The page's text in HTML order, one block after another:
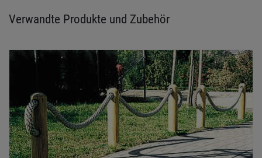
Verwandte Produkte und Zubehör